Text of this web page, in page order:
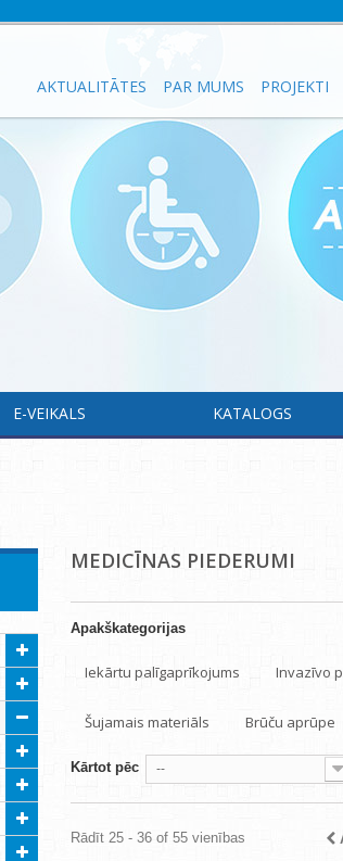
AKTUALITĀTES PAR MUMS PROJEKTI
E-VEIKALS KATALOGS
MEDICĪNAS PIEDERUMI
Apakškategorijas
Iekārtu palīgaprīkojums Invazīvo
Šujamais materiāls Brūču aprūpe
Kārtot pēc --
Rādīt 25 - 36 of 55 vienības